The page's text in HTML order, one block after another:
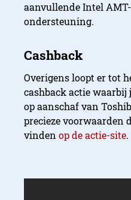
aanvullende Intel
ondersteuning.
Overigens loopt er tot
cashback actie
op aanschaf van
precieze voorwaarden
vinden op de actie-site.